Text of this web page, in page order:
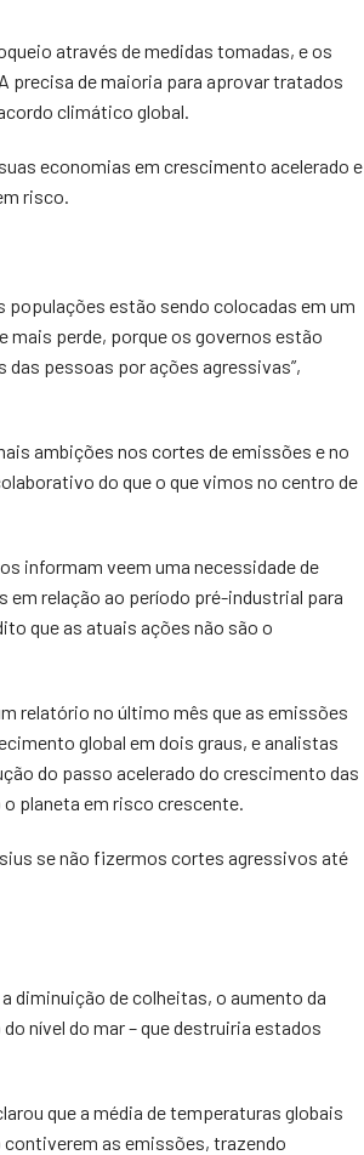
através de medidas tomadas, e os
precisa de maioria para aprovar tratados
climático global.
economias em crescimento acelerado e
risco.
populações estão sendo colocadas em um
mais perde, porque os governos estão
pessoas por ações agressivas”,
ambições nos cortes de emissões e no
do que o que vimos no centro de
informam veem uma necessidade de
em relação ao período pré-industrial para
que as atuais ações não são o
relatório no último mês que as emissões
global em dois graus, e analistas
do passo acelerado do crescimento das
planeta em risco crescente.
se não fizermos cortes agressivos até
diminuição de colheitas, o aumento da
nível do mar – que destruiria estados
que a média de temperaturas globais
contiverem as emissões, trazendo